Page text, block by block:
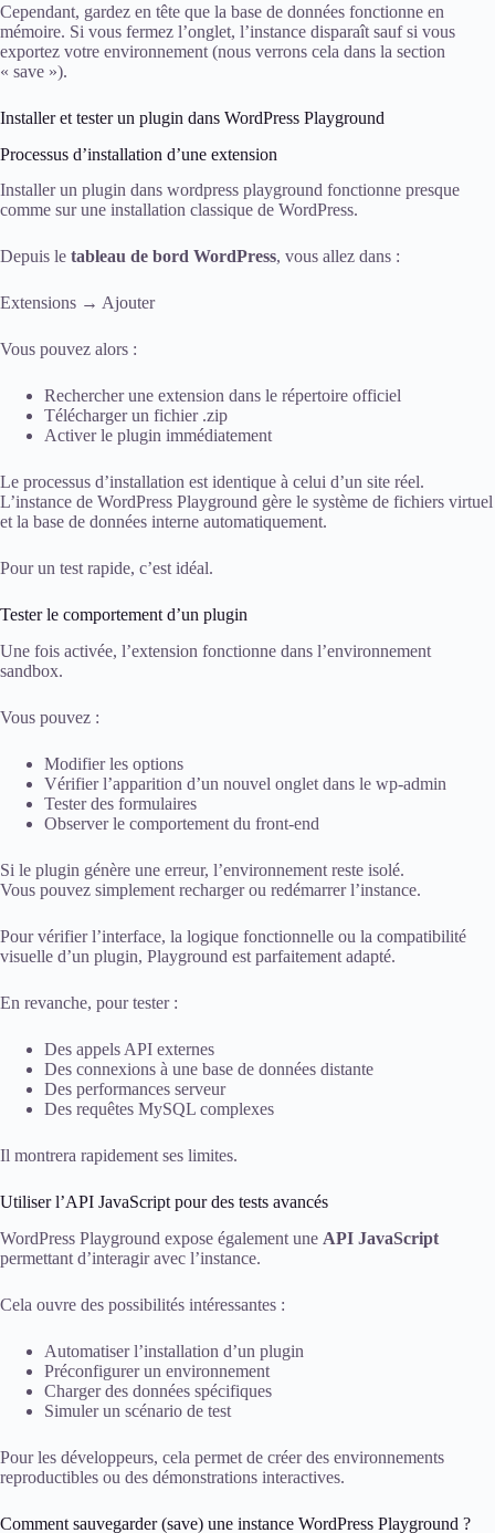
Cependant, gardez en tête que la base de données fonctionne en
mémoire. Si vous fermez l’onglet, l’instance disparaît sauf si vous
exportez votre environnement (nous verrons cela dans la section
« save »).
Installer et tester un plugin dans WordPress Playground
Processus d’installation d’une extension
Installer un plugin dans wordpress playground fonctionne presque
comme sur une installation classique de WordPress.
Depuis le tableau de bord WordPress, vous allez dans :
Extensions → Ajouter
Vous pouvez alors :
Rechercher une extension dans le répertoire officiel
Télécharger un fichier .zip
Activer le plugin immédiatement
Le processus d’installation est identique à celui d’un site réel.
L’instance de WordPress Playground gère le système de fichiers virtuel
et la base de données interne automatiquement.
Pour un test rapide, c’est idéal.
Tester le comportement d’un plugin
Une fois activée, l’extension fonctionne dans l’environnement
sandbox.
Vous pouvez :
Modifier les options
Vérifier l’apparition d’un nouvel onglet dans le wp-admin
Tester des formulaires
Observer le comportement du front-end
Si le plugin génère une erreur, l’environnement reste isolé.
Vous pouvez simplement recharger ou redémarrer l’instance.
Pour vérifier l’interface, la logique fonctionnelle ou la compatibilité
visuelle d’un plugin, Playground est parfaitement adapté.
En revanche, pour tester :
Des appels API externes
Des connexions à une base de données distante
Des performances serveur
Des requêtes MySQL complexes
Il montrera rapidement ses limites.
Utiliser l’API JavaScript pour des tests avancés
WordPress Playground expose également une API JavaScript
permettant d’interagir avec l’instance.
Cela ouvre des possibilités intéressantes :
Automatiser l’installation d’un plugin
Préconfigurer un environnement
Charger des données spécifiques
Simuler un scénario de test
Pour les développeurs, cela permet de créer des environnements
reproductibles ou des démonstrations interactives.
Comment sauvegarder (save) une instance WordPress Playground ?